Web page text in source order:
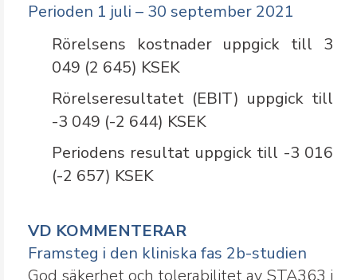
Perioden 1 juli – 30 september 2021
Rörelsens kostnader uppgick till 3
049 (2 645) KSEK
Rörelseresultatet (EBIT) uppgick till
-3 049 (-2 644) KSEK
Periodens resultat uppgick till -3 016
(-2 657) KSEK
VD KOMMENTERAR
Framsteg i den kliniska fas 2b-studien
God säkerhet och tolerabilitet av STA363 i